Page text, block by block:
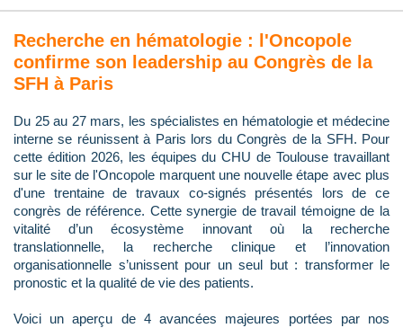
Recherche en hématologie : l'Oncopole
confirme son leadership au Congrès de la
SFH à Paris
Du 25 au 27 mars, les spécialistes en hématologie et médecine
interne se réunissent à Paris lors du Congrès de la SFH. Pour
cette édition 2026, les équipes du CHU de Toulouse travaillant
sur le site de l'Oncopole marquent une nouvelle étape avec plus
d'une trentaine de travaux co-signés présentés lors de ce
congrès de référence. Cette synergie de travail témoigne de la
vitalité d’un écosystème innovant où la recherche
translationnelle, la recherche clinique et l’innovation
organisationnelle s’unissent pour un seul but : transformer le
pronostic et la qualité de vie des patients.
Voici un aperçu de 4 avancées majeures portées par nos